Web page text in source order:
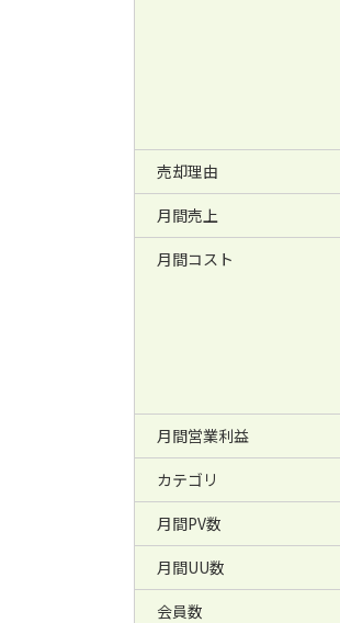
売却理由
月間売上
月間コスト
月間営業利益
カテゴリ
月間PV数
月間UU数
会員数